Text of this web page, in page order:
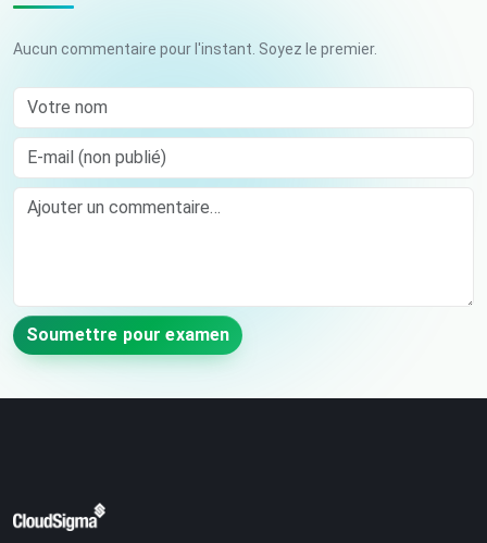
Aucun commentaire pour l'instant. Soyez le premier.
Votre nom
E-mail (non publié)
Comment
Soumettre pour examen